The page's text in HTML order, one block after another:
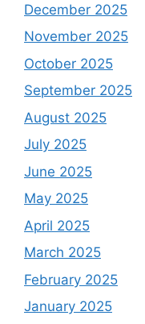
December 2025
November 2025
October 2025
September 2025
August 2025
July 2025
June 2025
May 2025
April 2025
March 2025
February 2025
January 2025